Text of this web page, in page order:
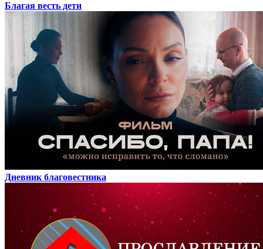
Благая весть дети
Дневник благовестника